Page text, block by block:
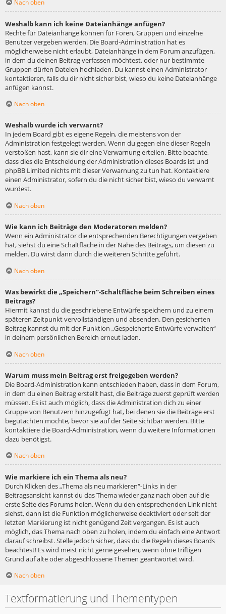
Nach oben
Weshalb kann ich keine Dateianhänge anfügen?
Rechte für Dateianhänge können für Foren, Gruppen und einzelne
Benutzer vergeben werden. Die Board-Administration hat es
möglicherweise nicht erlaubt, Dateianhänge in dem Forum anzufügen,
in dem du deinen Beitrag verfassen möchtest, oder nur bestimmte
Gruppen dürfen Dateien hochladen. Du kannst einen Administrator
kontaktieren, falls du dir nicht sicher bist, wieso du keine Dateianhänge
anfügen kannst.
Nach oben
Weshalb wurde ich verwarnt?
In jedem Board gibt es eigene Regeln, die meistens von der
Administration festgelegt werden. Wenn du gegen eine dieser Regeln
verstoßen hast, kann sie dir eine Verwarnung erteilen. Bitte beachte,
dass dies die Entscheidung der Administration dieses Boards ist und
phpBB Limited nichts mit dieser Verwarnung zu tun hat. Kontaktiere
einen Administrator, sofern du die nicht sicher bist, wieso du verwarnt
wurdest.
Nach oben
Wie kann ich Beiträge den Moderatoren melden?
Wenn ein Administrator die entsprechenden Berechtigungen vergeben
hat, siehst du eine Schaltfläche in der Nähe des Beitrags, um diesen zu
melden. Du wirst dann durch die weiteren Schritte geführt.
Nach oben
Was bewirkt die „Speichern“-Schaltfläche beim Schreiben eines
Beitrags?
Hiermit kannst du die geschriebene Entwürfe speichern und zu einem
späteren Zeitpunkt vervollständigen und absenden. Den gesicherten
Beitrag kannst du mit der Funktion „Gespeicherte Entwürfe verwalten“
in deinem persönlichen Bereich erneut laden.
Nach oben
Warum muss mein Beitrag erst freigegeben werden?
Die Board-Administration kann entschieden haben, dass in dem Forum,
in dem du einen Beitrag erstellt hast, die Beiträge zuerst geprüft werden
müssen. Es ist auch möglich, dass die Administration dich zu einer
Gruppe von Benutzern hinzugefügt hat, bei denen sie die Beiträge erst
begutachten möchte, bevor sie auf der Seite sichtbar werden. Bitte
kontaktiere die Board-Administration, wenn du weitere Informationen
dazu benötigst.
Nach oben
Wie markiere ich ein Thema als neu?
Durch Klicken des „Thema als neu markieren“-Links in der
Beitragsansicht kannst du das Thema wieder ganz nach oben auf die
erste Seite des Forums holen. Wenn du den entsprechenden Link nicht
siehst, dann ist die Funktion möglicherweise deaktiviert oder seit der
letzten Markierung ist nicht genügend Zeit vergangen. Es ist auch
möglich, das Thema nach oben zu holen, indem du einfach eine Antwort
darauf schreibst. Stelle jedoch sicher, dass du die Regeln dieses Boards
beachtest! Es wird meist nicht gerne gesehen, wenn ohne triftigen
Grund auf alte oder abgeschlossene Themen geantwortet wird.
Nach oben
Textformatierung und Thementypen